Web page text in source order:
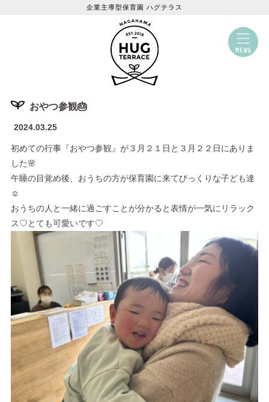
企業主導型保育園 ハグテラス
おやつ参観🎂
2024.03.25
初めての行事『おやつ参観』が３月２１日と３月２２日にありま
した🌸
午睡の目覚め後、おうちの方が保育園に来てびっくりな子ども達
☺
おうちの人と一緒に過ごすことが分かると表情が一気にリラック
ス♡とても可愛いです♡